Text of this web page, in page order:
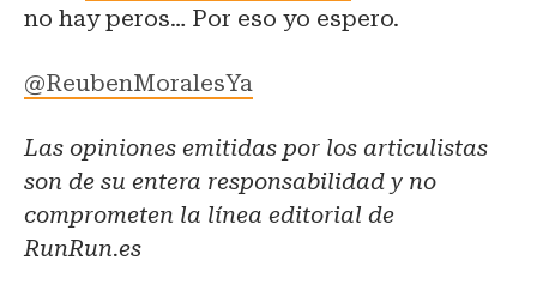
no hay peros… Por eso yo espero.
@ReubenMoralesYa
Las opiniones emitidas por los articulistas
son de su entera responsabilidad y no
comprometen la línea editorial de
RunRun.es